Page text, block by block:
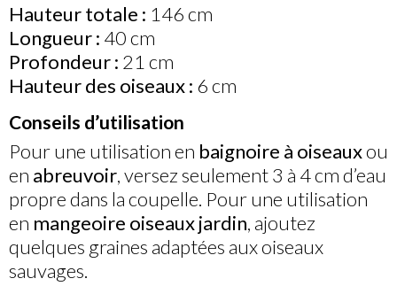
Hauteur totale : 146 cm
Longueur : 40 cm
Profondeur : 21 cm
Hauteur des oiseaux : 6 cm
Conseils d’utilisation
Pour une utilisation en baignoire à oiseauxou
en abreuvoir, versez seulement 3 à 4 cm d’eau
propre dans la coupelle. Pour une utilisation
en mangeoire oiseaux jardin, ajoutez
quelques graines adaptées aux oiseaux
sauvages.